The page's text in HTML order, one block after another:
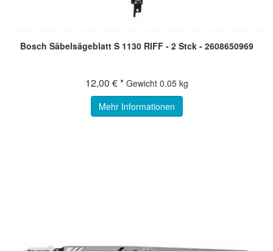
Bosch Säbelsägeblatt S 1130 RIFF - 2 Stck - 2608650969
12,00 € * Gewicht 0.05 kg
Mehr Informationen